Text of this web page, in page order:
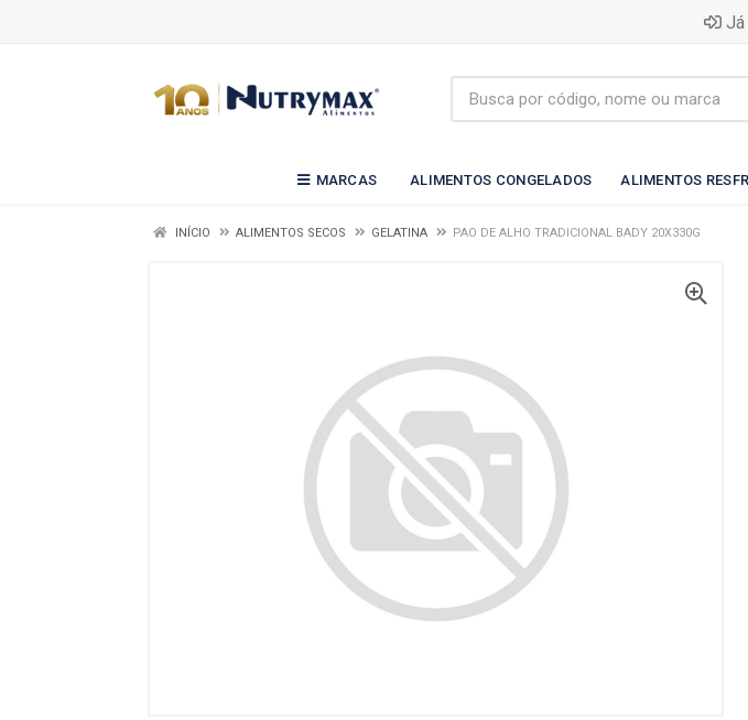
Já
MARCAS ALIMENTOS CONGELADOS ALIMENTOS
INÍCIO ALIMENTOS SECOS GELATINA PAO DE ALHO TRADICIONAL BADY 20X330G